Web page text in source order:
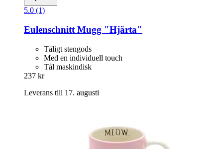
5.0 (1)
Eulenschnitt Mugg "Hjärta"
Tåligt stengods
Med en individuell touch
Tål maskindisk
237 kr
Leverans till 17. augusti